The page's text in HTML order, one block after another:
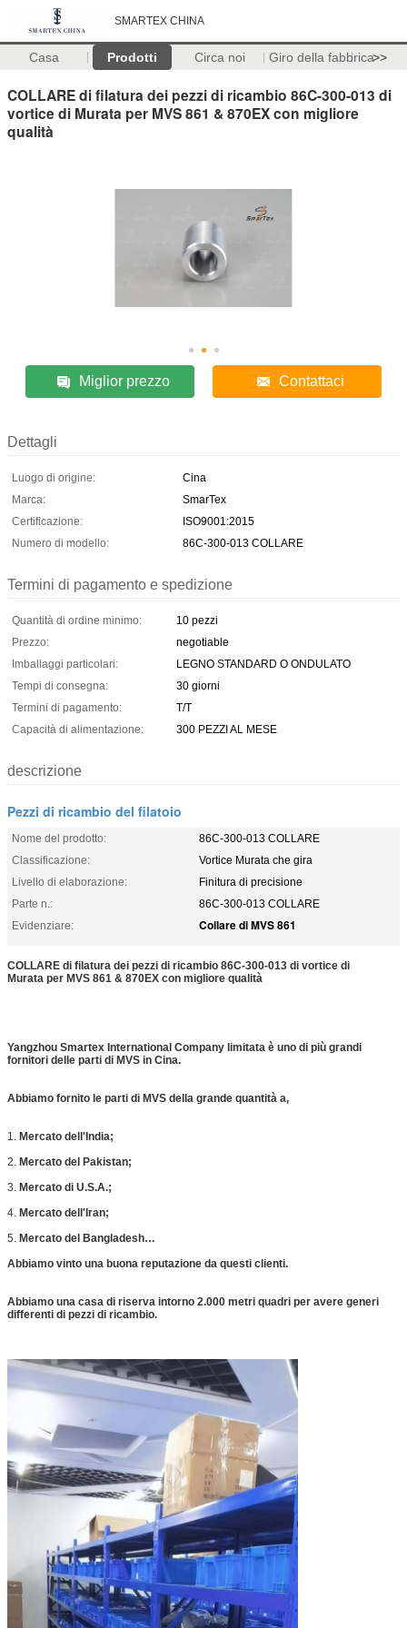
SMARTEX CHINA
Casa Prodotti Circa noi Giro della fabbrica>>
COLLARE di filatura dei pezzi di ricambio 86C-300-013 di
vortice di Murata per MVS 861 & 870EX con migliore
qualità
Miglior prezzo Contattaci
Dettagli
Luogo di origine:
Cina
Marca:
SmarTex
Certificazione:
ISO9001:2015
Numero di modello:
86C-300-013 COLLARE
Termini di pagamento e spedizione
Quantità di ordine minimo:
10 pezzi
Prezzo:
negotiable
Imballaggi particolari:
LEGNO STANDARD O ONDULATO
Tempi di consegna:
30 giorni
Termini di pagamento:
T/T
Capacità di alimentazione:
300 PEZZI AL MESE
descrizione
Pezzi di ricambio del filatoio
Nome del prodotto:
86C-300-013 COLLARE
Classificazione:
Vortice Murata che gira
Livello di elaborazione:
Finitura di precisione
Parte n.:
86C-300-013 COLLARE
Evidenziare:
Collare di MVS 861
COLLARE di filatura dei pezzi di ricambio 86C-300-013 di vortice di
Murata per MVS 861 & 870EX con migliore qualità
Yangzhou Smartex International Company limitata è uno di più grandi
fornitori delle parti di MVS in Cina.
Abbiamo fornito le parti di MVS della grande quantità a,
1. Mercato dell'India;
2. Mercato del Pakistan;
3. Mercato di U.S.A.;
4. Mercato dell'Iran;
5. Mercato del Bangladesh…
Abbiamo vinto una buona reputazione da questi clienti.
Abbiamo una casa di riserva intorno 2.000 metri quadri per avere generi
differenti di pezzi di ricambio.